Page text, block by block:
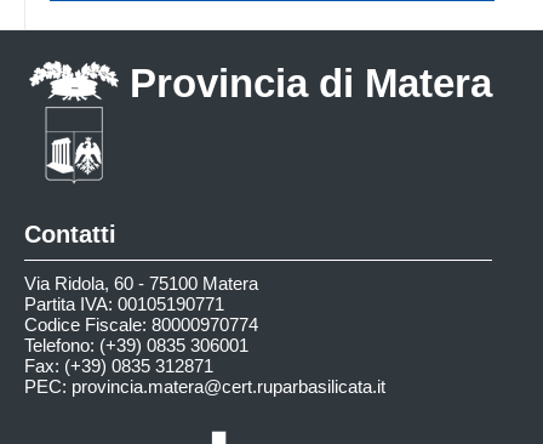
Provincia di Matera
Contatti
Via Ridola, 60 - 75100 Matera
Partita IVA: 00105190771
Codice Fiscale: 80000970774
Telefono: (+39) 0835 306001
Fax: (+39) 0835 312871
PEC: provincia.matera@cert.ruparbasilicata.it